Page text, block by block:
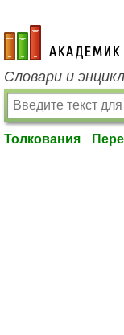
academic.ru
Словари и
Толкования